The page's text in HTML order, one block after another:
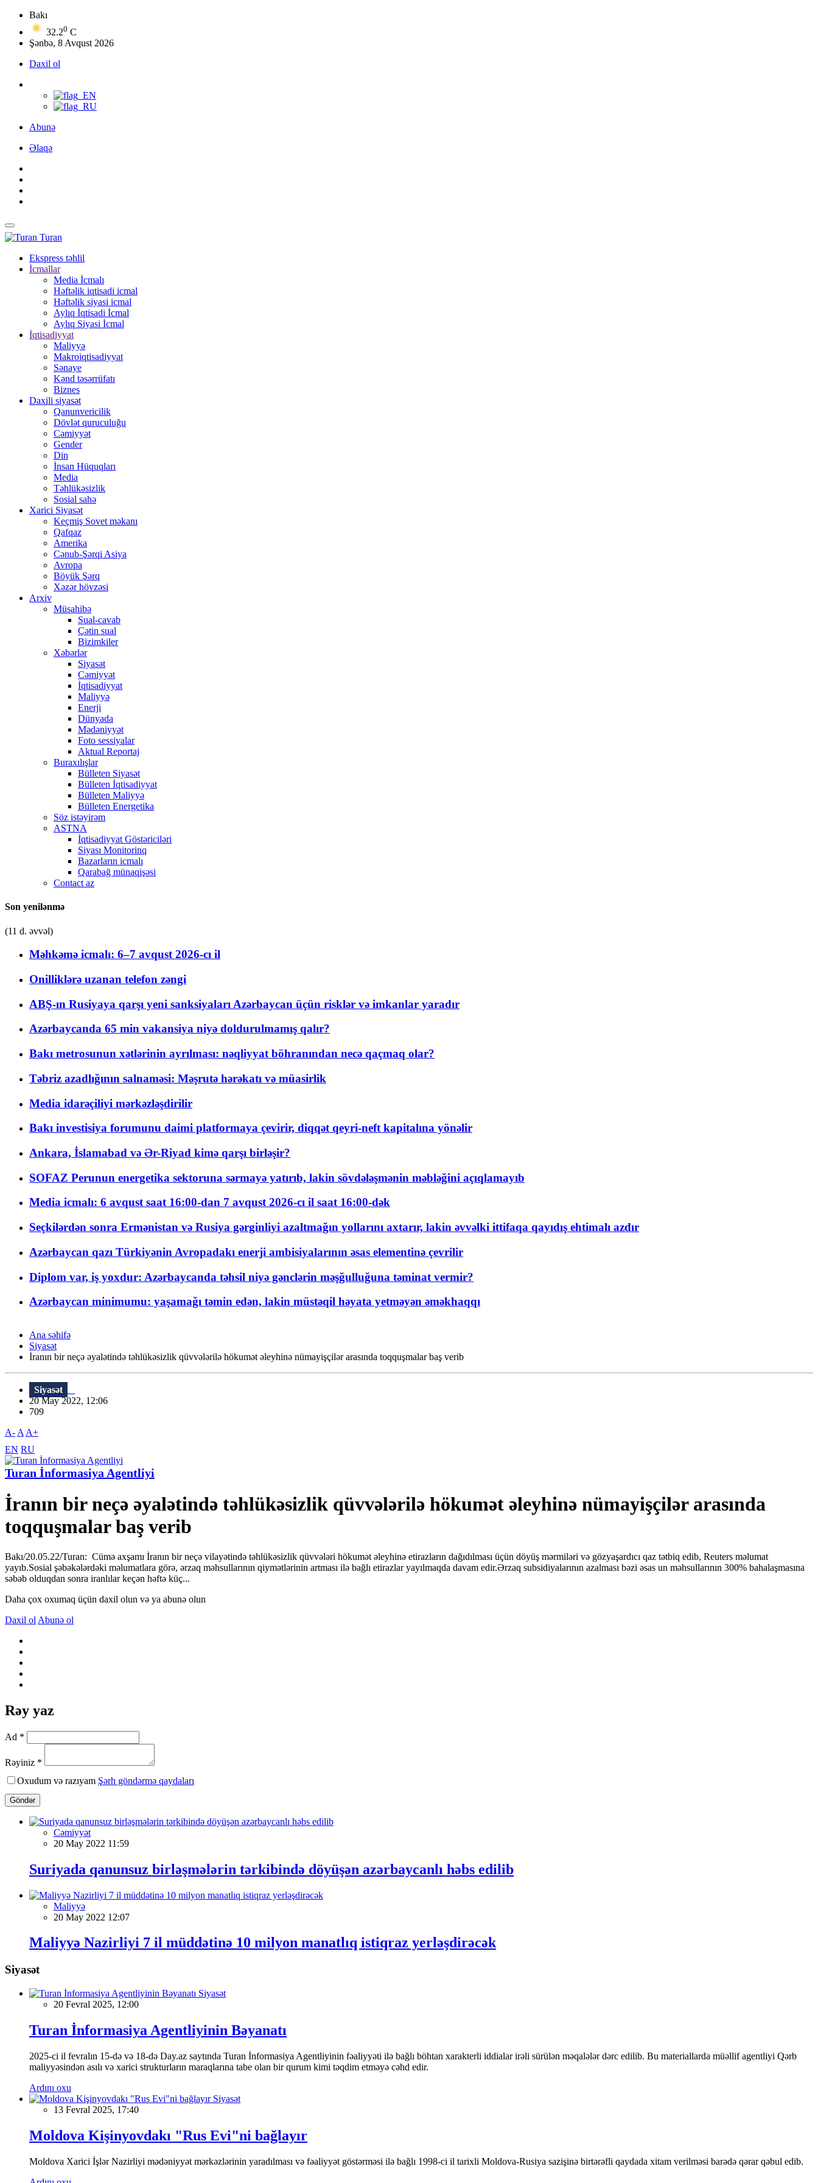
Bakı
32.20 C
Şənbə, 8 Avqust 2026
Daxil ol
Abunə
Əlaqə
Turan
Ekspress təhlil
İcmallar
Media İcmalı
Həftəlik iqtisadi icmal
Həftəlik siyasi icmal
Aylıq İqtisadi İcmal
Aylıq Siyasi İcmal
İqtisadiyyat
Maliyyə
Makroiqtisadiyyat
Sənaye
Kənd təsərrüfatı
Biznes
Daxili siyasət
Qanunvericilik
Dövlət quruculuğu
Cəmiyyət
Gender
Din
İnsan Hüquqları
Media
Təhlükəsizlik
Sosial sahə
Xarici Siyasət
Keçmiş Sovet məkanı
Qafqaz
Amerika
Cənub-Şərqi Asiya
Avropa
Böyük Şərq
Xəzər hövzəsi
Arxiv
Müsahibə
Sual-cavab
Çətin sual
Bizimkiler
Xəbərlər
Siyasət
Cəmiyyət
İqtisadiyyat
Maliyyə
Enerji
Dünyada
Mədəniyyət
Foto sessiyalar
Aktual Reportaj
Buraxılışlar
Bülleten Siyasət
Bülleten İqtisadiyyat
Bülleten Maliyyə
Bülleten Energetika
Söz istəyirəm
ASTNA
İqtisadiyyat Göstəriciləri
Siyası Monitorinq
Bazarların icmalı
Qarabağ münaqişəsi
Contact az
Son yenilənmə
(11 d. əvvəl)
Məhkəmə icmalı: 6–7 avqust 2026-cı il
Onilliklərə uzanan telefon zəngi
ABŞ-ın Rusiyaya qarşı yeni sanksiyaları Azərbaycan üçün risklər və imkanlar yaradır
Azərbaycanda 65 min vakansiya niyə doldurulmamış qalır?
Bakı metrosunun xətlərinin ayrılması: nəqliyyat böhranından necə qaçmaq olar?
Təbriz azadlığının salnaməsi: Məşrutə hərəkatı və müasirlik
Media idarəçiliyi mərkəzləşdirilir
Bakı investisiya forumunu daimi platformaya çevirir, diqqət qeyri-neft kapitalına yönəlir
Ankara, İslamabad və Ər-Riyad kimə qarşı birləşir?
SOFAZ Perunun energetika sektoruna sərmayə yatırıb, lakin sövdələşmənin məbləğini açıqlamayıb
Media icmalı: 6 avqust saat 16:00-dan 7 avqust 2026-cı il saat 16:00-dək
Seçkilərdən sonra Ermənistan və Rusiya gərginliyi azaltmağın yollarını axtarır, lakin əvvəlki ittifaqa qayıdış ehtimalı azdır
Azərbaycan qazı Türkiyənin Avropadakı enerji ambisiyalarının əsas elementinə çevrilir
Diplom var, iş yoxdur: Azərbaycanda təhsil niyə gənclərin məşğulluğuna təminat vermir?
Azərbaycan minimumu: yaşamağı təmin edən, lakin müstəqil həyata yetməyən əməkhaqqı
Ana səhifə
Siyasət
İranın bir neçə əyalətində təhlükəsizlik qüvvələrilə hökumət əleyhinə nümayişçilər arasında toqquşmalar baş verib
Siyasət
20 May 2022, 12:06
709
A- A A+
EN RU
Turan İnformasiya Agentliyi
İranın bir neçə əyalətində təhlükəsizlik qüvvələrilə hökumət əleyhinə nümayişçilər arasında
toqquşmalar baş verib
Bakı/20.05.22/Turan: Cümə axşamı İranın bir neçə vilayətində təhlükəsizlik qüvvələri hökumət əleyhinə etirazların dağıdılması üçün döyüş mərmiləri və gözyaşardıcı qaz tətbiq edib, Reuters məlumat
yayıb.Sosial şəbəkələrdəki məlumatlara görə, ərzaq məhsullarının qiymətlərinin artması ilə bağlı etirazlar yayılmaqda davam edir.Ərzaq subsidiyalarının azalması bəzi əsas un məhsullarının 300% bahalaşmasına
səbəb olduqdan sonra iranlılar keçən həftə küç...
Daha çox oxumaq üçün daxil olun və ya abunə olun
Daxil ol Abunə ol
Rəy yaz
Ad *
Rəyiniz *
Oxudum və razıyam Şərh göndərmə qaydaları
Göndər
Cəmiyyət
20 May 2022 11:59
Suriyada qanunsuz birləşmələrin tərkibində döyüşən azərbaycanlı həbs edilib
Maliyyə
20 May 2022 12:07
Maliyyə Nazirliyi 7 il müddətinə 10 milyon manatlıq istiqraz yerləşdirəcək
Siyasət
Siyasət
20 Fevral 2025, 12:00
Turan İnformasiya Agentliyinin Bəyanatı
2025-ci il fevralın 15-də və 18-də Day.az saytında Turan İnformasiya Agentliyinin fəaliyyəti ilə bağlı böhtan xarakterli iddialar irəli sürülən məqalələr dərc edilib. Bu materiallarda müəllif agentliyi Qərb
maliyyəsindən asılı və xarici strukturların maraqlarına tabe olan bir qurum kimi təqdim etməyə cəhd edir.
Ardını oxu
Siyasət
13 Fevral 2025, 17:40
Moldova Kişinyovdakı "Rus Evi"ni bağlayır
Moldova Xarici İşlər Nazirliyi mədəniyyət mərkəzlərinin yaradılması və fəaliyyət göstərməsi ilə bağlı 1998-ci il tarixli Moldova-Rusiya sazişinə birtərəfli qaydada xitam verilməsi barədə qərar qəbul edib.